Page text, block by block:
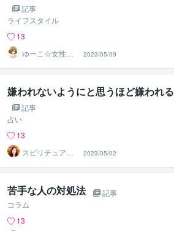
記事
ライフスタイル
13
ゆーこ☆女性向
け共感セールス
ライター
2023/05/09
嫌われないようにと思うほど嫌われる
記事
占い
13
スピリチュアル
セラピスト Yuk
i
2023/05/02
苦手な人の対処法
記事
コラム
13